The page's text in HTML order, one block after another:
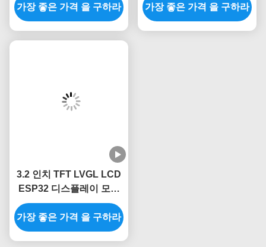
가장 좋은 가격 을 구하라
이드하세요
가장 좋은 가격 을 구하라
3.2 인치 TFT LVGL LCD
ESP32 디스플레이 모듈
240x320 결의안
가장 좋은 가격 을 구하라